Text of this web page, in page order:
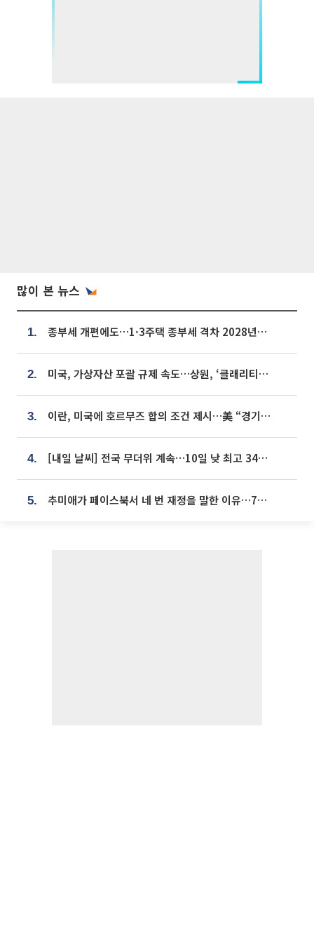
많이 본 뉴스
1. 종부세 개편에도…1·3주택 종부세 격차 2028년부터 확대
2. 미국, 가상자산 포괄 규제 속도…상원, ‘클래리티법’ 9월 절차투표 추진
3. 이란, 미국에 호르무즈 합의 조건 제시…美 “경기 아직 안 끝나” [종합]
4. [내일 날씨] 전국 무더위 계속…10일 낮 최고 34도 육박
5. 추미애가 페이스북서 네 번 재정을 말한 이유…7700억 추경 열쇠는 도의회에